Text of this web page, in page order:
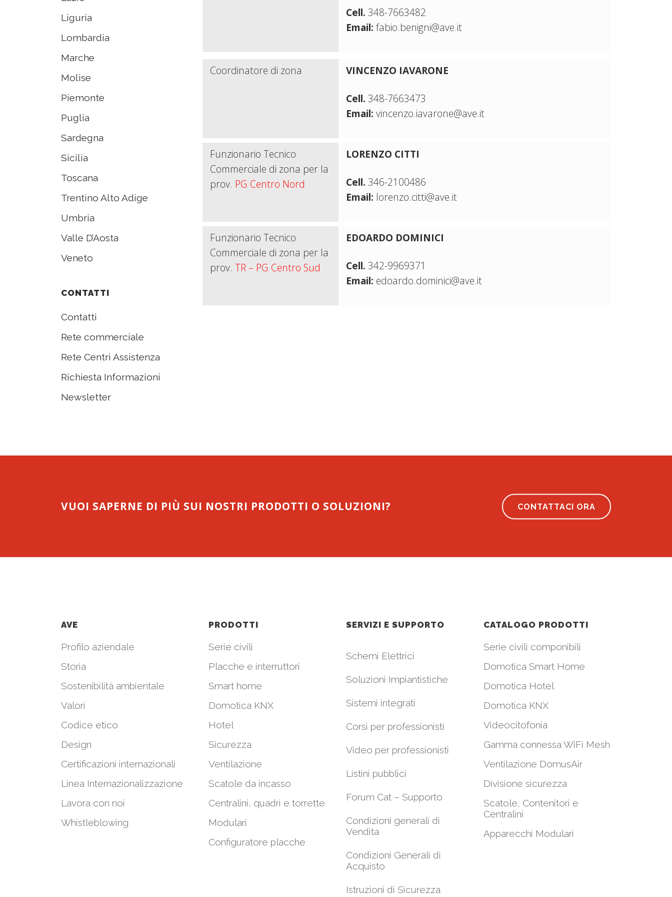
Liguria
Lombardia
Marche
Molise
Piemonte
Puglia
Sardegna
Sicilia
Toscana
Trentino Alto Adige
Umbria
Valle D’Aosta
Veneto
CONTATTI
Contatti
Rete commerciale
Rete Centri Assistenza
Richiesta Informazioni
Newsletter
Cell. 348-7663482
Email: fabio.benigni@ave.it
Coordinatore di zona VINCENZO IAVARONE
Cell. 348-7663473
Email: vincenzo.iavarone@ave.it
Funzionario Tecnico
Commerciale di zona per la
prov. PG Centro Nord
LORENZO CITTI
Cell. 346-2100486
Email: lorenzo.citti@ave.it
Funzionario Tecnico
Commerciale di zona per la
prov. TR – PG Centro Sud
EDOARDO DOMINICI
Cell. 342-9969371
Email: edoardo.dominici@ave.it
VUOI SAPERNE DI PIÙ SUI NOSTRI PRODOTTI O SOLUZIONI? CONTATTACI ORA
AVE
Profilo aziendale
Storia
Sostenibilità ambientale
Valori
Codice etico
Design
Certificazioni internazionali
Linea Internazionalizzazione
Lavora con noi
Whistleblowing
PRODOTTI
Serie civili
Placche e interruttori
Smart home
Domotica KNX
Hotel
Sicurezza
Ventilazione
Scatole da incasso
Centralini, quadri e torrette
Modulari
Configuratore placche
SERVIZI E SUPPORTO
Schemi Elettrici
Soluzioni Impiantistiche
Sistemi integrati
Corsi per professionisti
Video per professionisti
Listini pubblici
Forum Cat – Supporto
Condizioni generali di
Vendita
Condizioni Generali di
Acquisto
Istruzioni di Sicurezza
CATALOGO PRODOTTI
Serie civili componibili
Domotica Smart Home
Domotica Hotel
Domotica KNX
Videocitofonia
Gamma connessa WiFi Mesh
Ventilazione DomusAir
Divisione sicurezza
Scatole, Contenitori e
Centralini
Apparecchi Modulari